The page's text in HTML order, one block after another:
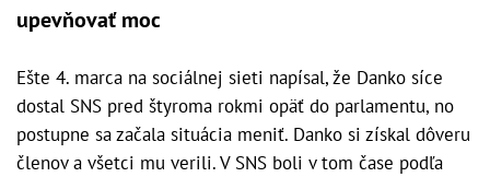
upevňovať moc
Ešte 4. marca na sociálnej sieti napísal, že Danko síce
dostal SNS pred štyroma rokmi opäť do parlamentu, no
postupne sa začala situácia meniť. Danko si získal dôveru
členov a všetci mu verili. V SNS boli v tom čase podľa